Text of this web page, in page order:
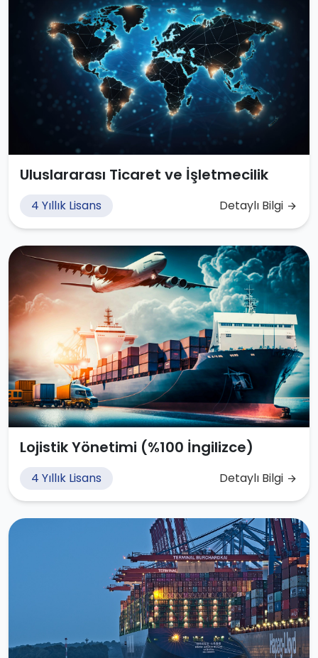
Uluslararası Ticaret ve İşletmecilik
4 Yıllık Lisans Detaylı Bilgi
Lojistik Yönetimi (%100 İngilizce)
4 Yıllık Lisans Detaylı Bilgi